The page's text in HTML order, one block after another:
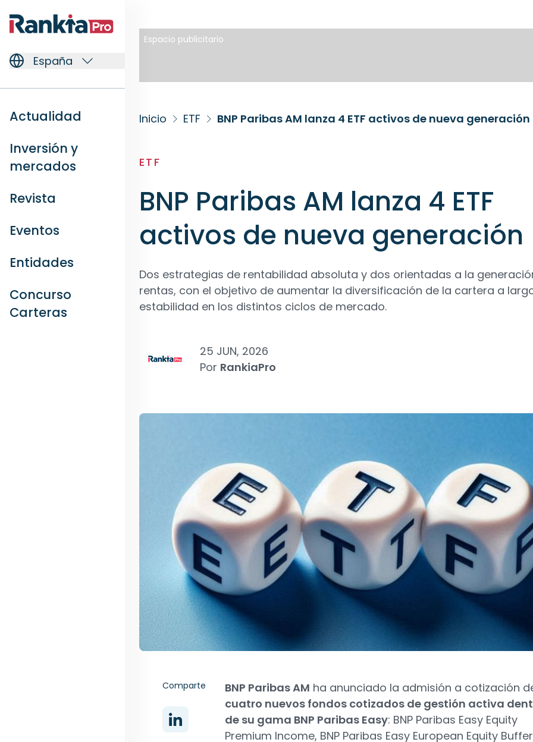
España
Actualidad
Inversión y
mercados
Revista
Eventos
Entidades
Concurso
Carteras
Espacio publicitario
Inicio ETF BNP Paribas AM lanza 4 ETF activos de nueva generación
ETF
BNP Paribas AM lanza 4 ETF
activos de nueva generación
Dos estrategias de rentabilidad absoluta y dos orientadas a la
rentas, con el objetivo de aumentar la diversificación de la cartera a
estabilidad en los distintos ciclos de mercado.
25 JUN, 2026
Por RankiaPro
Comparte BNP Paribas AM ha anunciado la admisión a cotización
cuatro nuevos fondos cotizados de gestión activa
de su gama BNP Paribas Easy: BNP Paribas Easy Equity
Premium Income, BNP Paribas Easy European Equity